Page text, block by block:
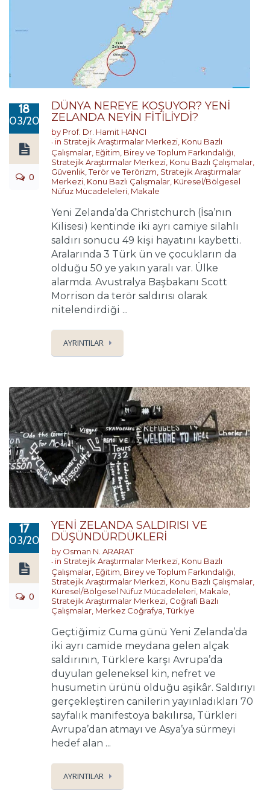
18
03/2019
0
DÜNYA NEREYE KOŞUYOR? YENİ
ZELANDA NEYİN FİTİLİYDİ?
by Prof. Dr. Hamit HANCI
in Stratejik Araştırmalar Merkezi Konu Bazlı
Çalışmalar Eğitim, Birey ve Toplum Farkındalığı
Stratejik Araştırmalar Merkezi Konu Bazlı Çalışmalar
Güvenlik, Terör ve Terörizm Stratejik Araştırmalar
Merkezi Konu Bazlı Çalışmalar Küresel/Bölgesel
Nüfuz Mücadeleleri Makale
Yeni Zelanda’da Christchurch (İsa’nın
Kilisesi) kentinde iki ayrı camiye silahlı
saldırı sonucu 49 kişi hayatını kaybetti.
Aralarında 3 Türk ün ve çocukların da
olduğu 50 ye yakın yaralı var. Ülke
alarmda. Avustralya Başbakanı Scott
Morrison da terör saldırısı olarak
nitelendirdiği ...
AYRINTILAR
17
03/2019
0
YENİ ZELANDA SALDIRISI VE
DÜŞÜNDÜRDÜKLERİ
by Osman N. ARARAT
in Stratejik Araştırmalar Merkezi Konu Bazlı
Çalışmalar Eğitim, Birey ve Toplum Farkındalığı
Stratejik Araştırmalar Merkezi Konu Bazlı Çalışmalar
Küresel/Bölgesel Nüfuz Mücadeleleri Makale
Stratejik Araştırmalar Merkezi Coğrafi Bazlı
Çalışmalar Merkez Coğrafya ,Türkiye
Geçtiğimiz Cuma günü Yeni Zelanda’da
iki ayrı camide meydana gelen alçak
saldırının, Türklere karşı Avrupa’da
duyulan geleneksel kin, nefret ve
husumetin ürünü olduğu aşikâr. Saldırıyı
gerçekleştiren canilerin yayınladıkları 70
sayfalık manifestoya bakılırsa, Türkleri
Avrupa’dan atmayı ve Asya’ya sürmeyi
hedef alan ...
AYRINTILAR